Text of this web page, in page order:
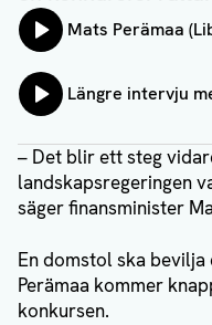
Lyssna på:
Mats Perämaa
Lyssna på:
Längre intervju
– Det blir ett steg
landskapsregeringen
säger finansminister
En domstol ska
Perämaa kommer
konkursen.